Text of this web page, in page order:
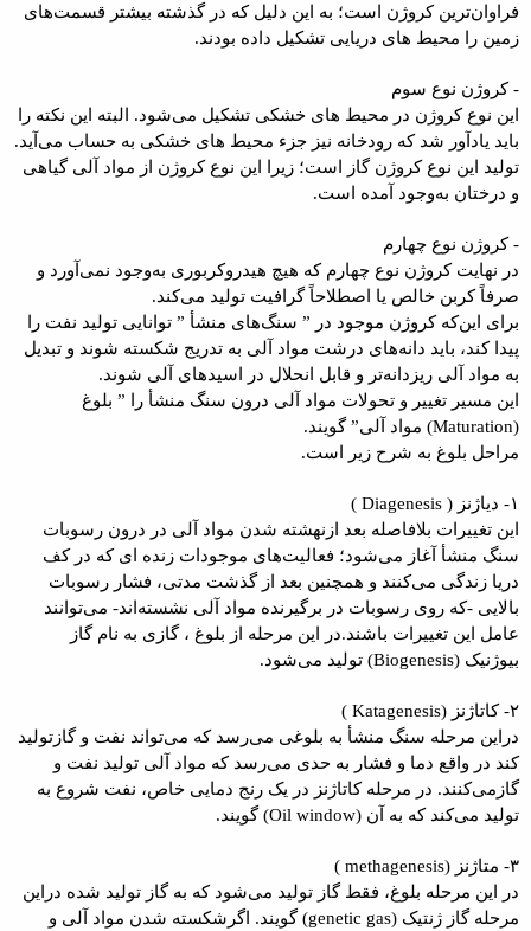
فراوان‌ترین کروژن است؛ به‌ این دلیل که در گذشته بیشتر قسمت‌های
زمین را محیط‌ های دریایی تشکیل داده بودند.
- کروژن نوع سوم
این نوع کروژن در محیط‌ های خشکی تشکیل می‌شود. البته این نکته را
باید یادآور شد که رودخانه نیز جزء محیط ‌های خشکی به حساب می‌آید.
تولید این نوع کروژن گاز است؛ زیرا این نوع کروژن از مواد آلی گیاهی
و درختان به‌وجود آمده است.
- کروژن نوع چهارم
در نهایت کروژن نوع چهارم که هیچ هیدروکربوری به‌وجود نمی‌آورد و
صرفاً کربن خالص یا اصطلاحاً گرافیت تولید می‌کند.
برای این‌که کروژن موجود در ” سنگ‌های منشأ ” توانایی تولید نفت را
پیدا کند، باید دانه‌های درشت مواد آلی به تدریج شکسته شوند و تبدیل
به مواد آلی ریزدانه‌تر و قابل انحلال در اسیدهای آلی شوند.
این مسیر تغییر و تحولات مواد آلی درون سنگ منشأ را ” بلوغ
(Maturation) مواد آلی” گویند.
مراحل بلوغ به شرح زیر است.
۱- دیاژنز ( Diagenesis )
این تغییرات بلافاصله بعد ازنهشته شدن مواد آلی در درون رسوبات
سنگ منشأ‌ آغاز می‌شود؛ فعالیت‌های موجودات زنده ای که در کف
دریا زندگی می‌کنند و همچنین بعد از گذشت مدتی، فشار رسوبات
بالایی -که روی رسوبات در برگیرنده مواد آلی نشسته‌اند- می‌توانند
عامل این تغییرات باشند.در این مرحله از بلوغ ، گازی به نام گاز
بیوژنیک (Biogenesis) تولید می‌شود.
۲- کاتاژنز (Katagenesis )
دراین مرحله سنگ منشأ به بلوغی می‌رسد که می‌تواند نفت و گازتولید
کند در واقع دما و فشار به حدی می‌رسد که مواد آلی تولید نفت و
گازمی‌کنند. در مرحله کاتاژنز در یک رنج دمایی خاص، نفت شروع به
تولید می‌کند که به آن (Oil window) گویند.
۳- متاژنز (methagenesis )
در این مرحله بلوغ، فقط گاز تولید می‌شود که به گاز تولید شده دراین
مرحله گاز ژنتیک (genetic gas) گویند. اگرشکسته شدن مواد آلی و